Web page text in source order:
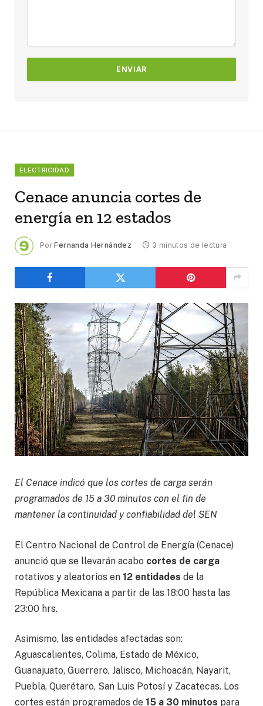
ELECTRICIDAD
Cenace anuncia cortes de
energía en 12 estados
Por Fernanda Hernández 3 minutos de lectura
El Cenace indicó que los cortes de carga serán
programados de 15 a 30 minutos con el fin de
mantener la continuidad y confiabilidad del SEN
El Centro Nacional de Control de Energía (Cenace)
anunció que se llevarán acabo cortes de carga
rotativos y aleatorios en 12 entidades de la
República Mexicana a partir de las 18:00 hasta las
23:00 hrs.
Asimismo, las entidades afectadas son:
Aguascalientes, Colima, Estado de México,
Guanajuato, Guerrero, Jalisco, Michoacán, Nayarit,
Puebla, Querétaro, San Luis Potosí y Zacatecas. Los
cortes están programados de 15 a 30 minutos para